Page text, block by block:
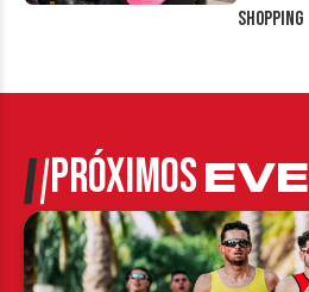
Shopping
PRÓXIMOS